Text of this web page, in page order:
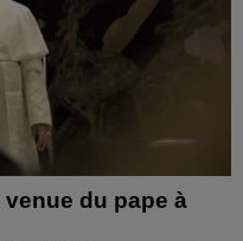
du pape à